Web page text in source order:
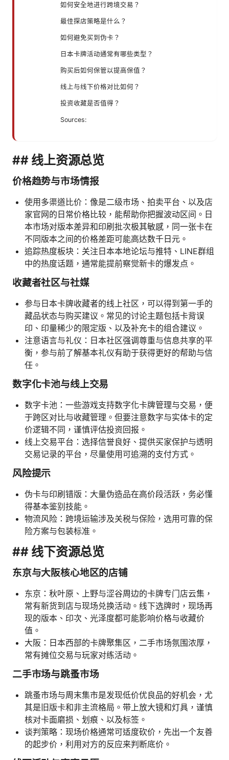
如何安全地进行跨境交易？
最佳探店策略是什么？
如何避免买到伪卡？
日本卡牌活动通常有哪些类型？
购买后如何保管以提高保值？
线上与线下价格对比如何？
投资收藏是否值得？
Sources:
## 线上资源总览
价格趋势与市场情报
使用多渠道比价：像是二级市场、拍卖平台、以及店
家官网的日常价格比较，能帮助你把握波动区间。日
本市场对版本差异和印刷批次极其敏感，同一张卡在
不同版本之间的价格差距可能高达数千日元。
追踪热度板块：关注日本本地论坛与推特、LINE群组
中的热度话题，通常能提前察觉新卡的爆发点。
收藏者社区与社媒
参与日本卡牌收藏者的线上社区，可以得到第一手的
藏品状态与购买建议。常见的讨论主题包括卡背误
印、印量稀少的限定版、以及补充卡的组合建议。
注意语言与礼仪：日本社区强调尊重与信息共享的平
衡，参与前了解基本礼仪有助于获得更好的帮助与信
任。
数字化卡池与线上交易
数字卡池：一些游戏支持数字化卡牌管理与交易，便
于跨区对比与收藏管理。但要注意数字与实体卡的定
价逻辑不同，谨慎评估投资回报。
线上交易平台：选择信誉良好、提供买家保护与透明
交易记录的平台，尽量使用可追溯的支付方式。
风险提示
伪卡与印刷错版：大量伪造品在高价段活跃，务必懂
得基本鉴别技能。
物流风险：跨境运输涉及关税与保险，选用可靠的保
险方案与包装标准。
## 线下资源总览
东京与大阪核心地区的店铺
东京：秋叶原、上野与涩谷周边的卡牌专门店云集，
常有新货到店与现场兑换活动。线下选牌时，现场再
现的版本、印次、光泽度都可能影响价格与收藏价
值。
大阪：日本西部的卡牌聚集区，二手市场氛围浓厚，
常有摊位交易与玩家对练活动。
二手市场与跳蚤市场
跳蚤市场与周末集市是发现低价优良品的好机会，尤
其是旧版卡和非主流格局。带上放大镜和灯具，谨慎
核对卡面磨损、划痕、以及标签。
谈判策略：现场价格通常可适度砍价，先出一个友善
的起步价，利用对方的反应来判断底价。